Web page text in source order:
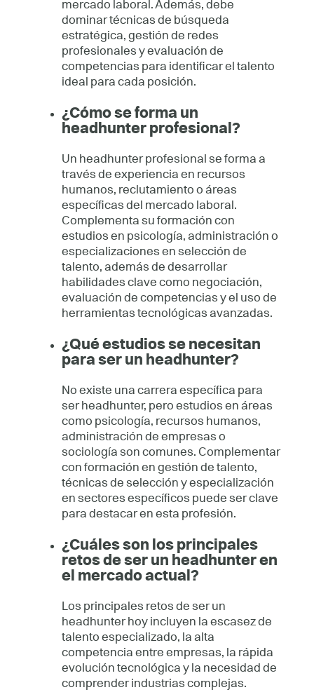
mercado laboral. Además, debe
dominar técnicas de búsqueda
estratégica, gestión de redes
profesionales y evaluación de
competencias para identificar el talento
ideal para cada posición.
¿Cómo se forma un
headhunter profesional?
Un headhunter profesional se forma a
través de experiencia en recursos
humanos, reclutamiento o áreas
específicas del mercado laboral.
Complementa su formación con
estudios en psicología, administración o
especializaciones en selección de
talento, además de desarrollar
habilidades clave como negociación,
evaluación de competencias y el uso de
herramientas tecnológicas avanzadas.
¿Qué estudios se necesitan
para ser un headhunter?
No existe una carrera específica para
ser headhunter, pero estudios en áreas
como psicología, recursos humanos,
administración de empresas o
sociología son comunes. Complementar
con formación en gestión de talento,
técnicas de selección y especialización
en sectores específicos puede ser clave
para destacar en esta profesión.
¿Cuáles son los principales
retos de ser un headhunter en
el mercado actual?
Los principales retos de ser un
headhunter hoy incluyen la escasez de
talento especializado, la alta
competencia entre empresas, la rápida
evolución tecnológica y la necesidad de
comprender industrias complejas.